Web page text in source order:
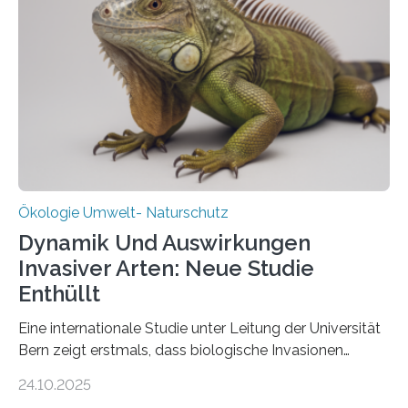
Heimat. Braunschweig/Eberswalde (23. Oktober 2025).
Ein Netz aus 155 Messstationen spannt sich neuerdings
über Deutschlands Moorböden. Eingerichtet wurden sie
in den vergangenen fünf Jahren von
Wissenschaftlerinnen und Wissenschaftlern des
Thünen-Instituts für Agrarklimaschutz…
Ökologie Umwelt- Naturschutz
Dynamik Und Auswirkungen
Invasiver Arten: Neue Studie
Enthüllt
Eine internationale Studie unter Leitung der Universität
Bern zeigt erstmals, dass biologische Invasionen
Einige Auswirkungen, insbesondere der durch invasive
24.10.2025